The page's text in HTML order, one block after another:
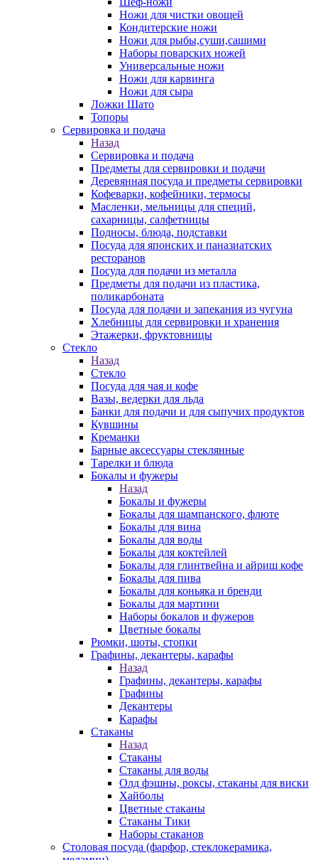
Ножи для чистки овощей
Кондитерские ножи
Ножи для рыбы,суши,сашими
Наборы поварcких ножей
Универсальные ножи
Ножи для карвинга
Ножи для сыра
Ложки Шато
Топоры
Сервировка и подача
Назад
Сервировка и подача
Предметы для сервировки и подачи
Деревянная посуда и предметы сервировки
Кофеварки, кофейники, термосы
Масленки, мельницы для специй,
сахарницы, салфетницы
Подносы, блюда, подставки
Посуда для японских и паназиатских
ресторанов
Посуда для подачи из металла
Предметы для подачи из пластика,
поликарбоната
Посуда для подачи и запекания из чугуна
Хлебницы для сервировки и хранения
Этажерки, фруктовницы
Стекло
Назад
Стекло
Посуда для чая и кофе
Вазы, ведерки для льда
Банки для подачи и для сыпучих продуктов
Кувшины
Креманки
Барные аксессуары стеклянные
Тарелки и блюда
Бокалы и фужеры
Назад
Бокалы и фужеры
Бокалы для шампанского, флюте
Бокалы для вина
Бокалы для воды
Бокалы для коктейлей
Бокалы для глинтвейна и айриш кофе
Бокалы для пива
Бокалы для коньяка и бренди
Бокалы для мартини
Наборы бокалов и фужеров
Цветные бокалы
Рюмки, шоты, стопки
Графины, декантеры, карафы
Назад
Графины, декантеры, карафы
Графины
Декантеры
Карафы
Стаканы
Назад
Стаканы
Стаканы для воды
Олд фэшны, роксы, стаканы для виски
Хайболы
Цветные стаканы
Стаканы Тики
Наборы стаканов
Столовая посуда (фарфор, стеклокерамика,